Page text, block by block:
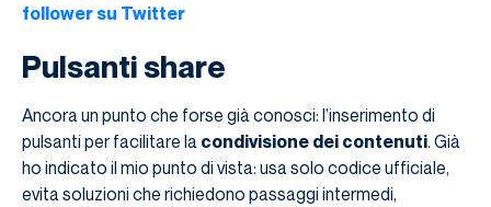
follower su Twitter
Pulsanti share
Ancora un punto che forse già conosci: l’inserimento di
pulsanti per facilitare la condivisione dei contenuti. Già
ho indicato il mio punto di vista: usa solo codice ufficiale,
evita soluzioni che richiedono passaggi intermedi,